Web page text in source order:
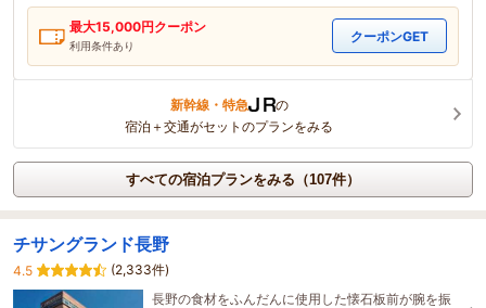
最大15,000円クーポン
利用条件あり
クーポンGET
新幹線・特急
の
宿泊＋交通がセットのプランをみる
すべての宿泊プランをみる（107件）
チサングランド長野
4.5
(2,333件)
長野の食材をふんだんに使用した懐石板前が腕を振